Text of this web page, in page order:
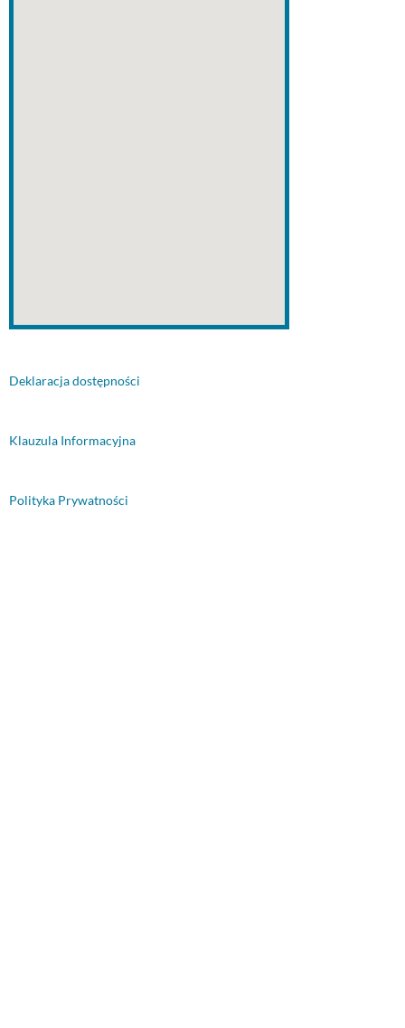
Deklaracja dostępności
Klauzula Informacyjna
Polityka Prywatności